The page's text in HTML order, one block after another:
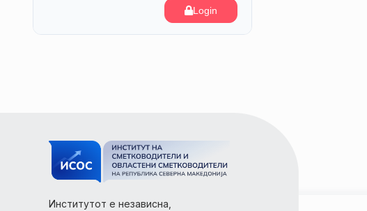
Login
Институтот е независна,